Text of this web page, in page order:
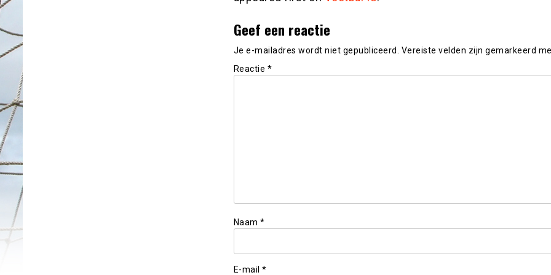
Geef een reactie
Je e-mailadres wordt niet gepubliceerd. Vereiste velden zijn gemarkeerd
Reactie *
Naam *
E-mail *